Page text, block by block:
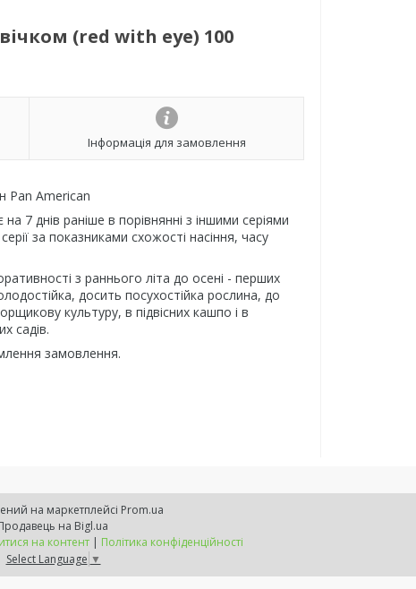
(red with eye) 100
Інформація для замовлення
Pan American
7 днів раніше в порівнянні з іншими серіями
за показниками схожості насіння, часу
з раннього літа до осені - перших
досить посухостійка рослина, до
культуру, в підвісних кашпо і в
садів.
замовлення.
на маркетплейсі Prom.ua
на Bigl.ua
на контент | Політика конфіденційності
Select Language ▼